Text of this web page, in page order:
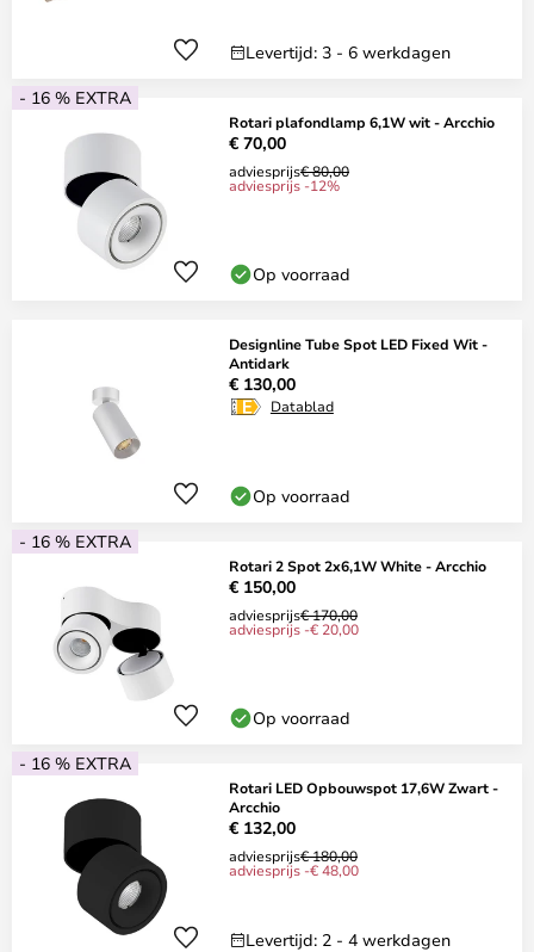
Levertijd: 3 - 6 werkdagen
- 16 % EXTRA
Rotari plafondlamp 6,1W wit - Arcchio
€ 70,00
adviesprijs€ 80,00
adviesprijs -12%
Op voorraad
Designline Tube Spot LED Fixed Wit -
Antidark
€ 130,00
Datablad
Op voorraad
- 16 % EXTRA
Rotari 2 Spot 2x6,1W White - Arcchio
€ 150,00
adviesprijs€ 170,00
adviesprijs -€ 20,00
Op voorraad
- 16 % EXTRA
Rotari LED Opbouwspot 17,6W Zwart -
Arcchio
€ 132,00
adviesprijs€ 180,00
adviesprijs -€ 48,00
Levertijd: 2 - 4 werkdagen